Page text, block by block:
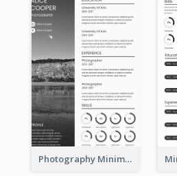
Photography Minimalist Design Resume